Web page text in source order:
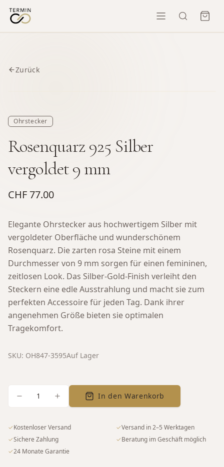
Zurück
Ohrstecker
Rosenquarz 925 Silber
vergoldet 9 mm
CHF 77.00
Elegante Ohrstecker aus hochwertigem Silber mit
vergoldeter Oberfläche und wunderschönem
Rosenquarz. Die zarten rosa Steine mit einem
Durchmesser von 9 mm sorgen für einen femininen,
zeitlosen Look. Das Silber-Gold-Finish verleiht den
Steckern eine edle Ausstrahlung und macht sie zum
perfekten Accessoire für jeden Tag. Dank ihrer
angenehmen Größe bieten sie optimalen
Tragekomfort.
SKU: OH847-3595Auf Lager
1 In den Warenkorb
✓Kostenloser Versand ✓Versand in 2–5 Werktagen
✓Sichere Zahlung ✓Beratung im Geschäft möglich
✓24 Monate Garantie